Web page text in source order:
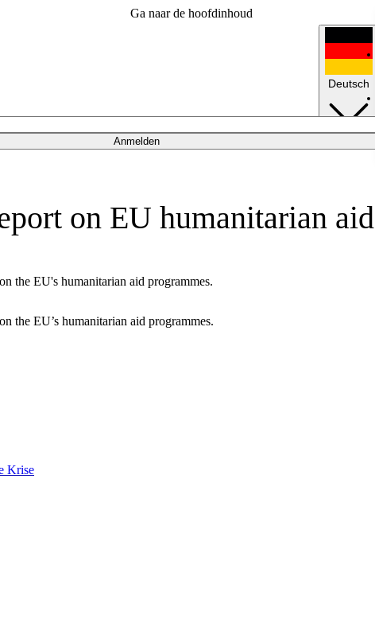
Ga naar de hoofdinhoud
Anmelden
Deutsch
on EU humanitarian aid
the EU's humanitarian aid programmes.
the EU’s humanitarian aid programmes.
Krise